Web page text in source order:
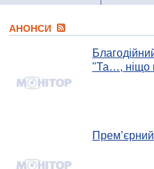
АНОНСИ
"Та…, ніщо